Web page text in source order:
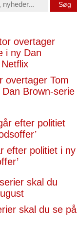
Søg
overtager Tom
Brown-serie
efter politiet i ny
skal du se på